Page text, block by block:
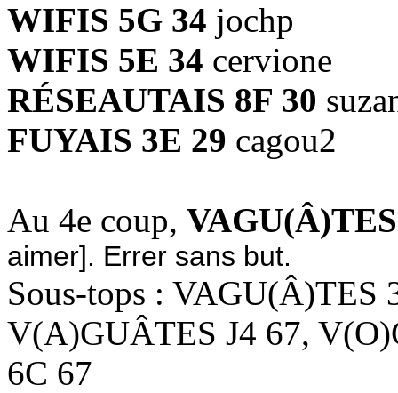
WIFIS 5G 34 jochp
WIFIS 5E 34 cervione
RÉSEAUTAIS 8F 30
FUYAIS 3E 29 cagou2
Au 4e coup,
aimer]. Errer sans but.
Sous-tops : VAGU(Â)TES
V(A)GUÂTES J4 67,
6C 67